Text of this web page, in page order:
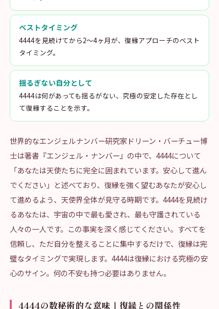
ベストタイミング
4444を見続けてから2〜4ヶ月が、復縁アプローチのベスト
タイミング。
揺るぎない自分として
4444は何があっても揺るがない、究極の安定した存在とし
て復縁することを示す。
世界的なエンジェルナンバー研究家ドリーン・バーチュー博
士は著書『エンジェル・ナンバー』の中で、4444について
「あなたは天使たちに完全に囲まれています。安心して進ん
でください」と述べており、復縁を強く望むあなたが安心し
て進めるよう、天使界全体が見守る時期です。4444を見続け
るあなたは、宇宙の中で最も愛され、最も守護されている
人々の一人です。この事実を深く感じてください。すべてを
信頼し、ただ自分を整えることに集中するだけで、復縁は完
璧なタイミングで実現します。4444は復縁における究極の安
心のサイン。何の不安も持つ必要はありません。
4444の数秘術的な意味｜復縁との関係性